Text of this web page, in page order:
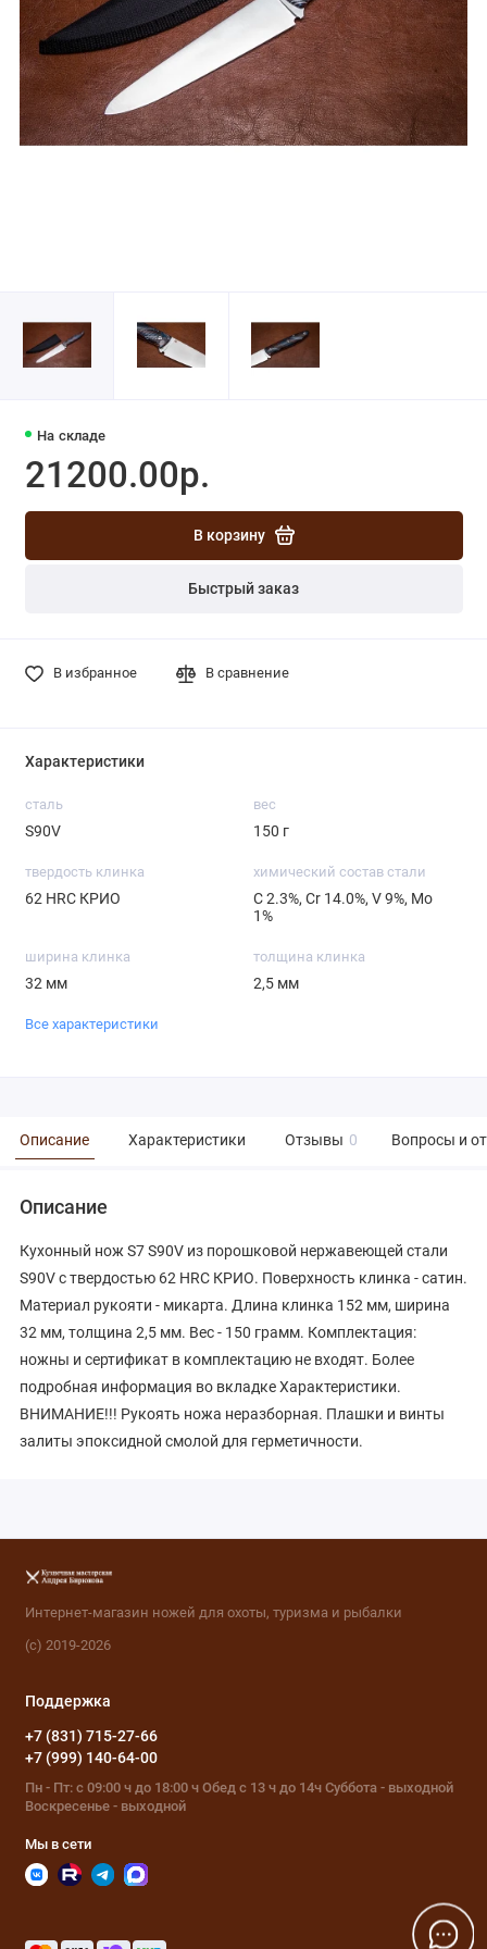
На складе
21200.00р.
В корзину
Быстрый заказ
В избранное В сравнение
Характеристики
сталь
S90V
вес
150 г
твердость клинка
62 HRC КРИО
химический состав стали
С 2.3%, Cr 14.0%, V 9%, Mo
1%
ширина клинка
32 мм
толщина клинка
2,5 мм
Все характеристики
Описание Характеристики Отзывы 0 Вопросы и
Описание
Кухонный нож S7 S90V из порошковой нержавеющей стали
S90V с твердостью 62 HRC КРИО. Поверхность клинка - сатин.
Материал рукояти - микарта. Длина клинка 152 мм, ширина
32 мм, толщина 2,5 мм. Вес - 150 грамм. Комплектация:
ножны и сертификат в комплектацию не входят. Более
подробная информация во вкладке Характеристики.
ВНИМАНИЕ!!! Рукоять ножа неразборная. Плашки и винты
залиты эпоксидной смолой для герметичности.
Интернет-магазин ножей для охоты, туризма и рыбалки
(с) 2019-2026
Поддержка
+7 (831) 715-27-66
+7 (999) 140-64-00
Пн - Пт: с 09:00 ч до 18:00 ч Обед с 13 ч до 14ч Суббота - выходной
Воскресенье - выходной
Мы в сети